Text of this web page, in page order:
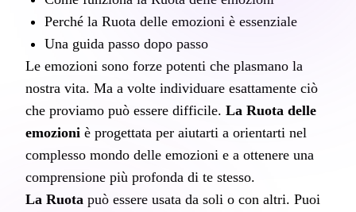
Perché la Ruota delle emozioni è essenziale
Una guida passo dopo passo
Le emozioni sono forze potenti che plasmano la
nostra vita. Ma a volte individuare esattamente ciò
che proviamo può essere difficile. La Ruota delle
emozioni è progettata per aiutarti a orientarti nel
complesso mondo delle emozioni e a ottenere una
comprensione più profonda di te stesso.
La Ruota può essere usata da soli o con altri. Puoi